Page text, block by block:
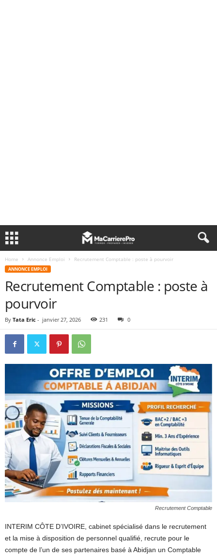
Home Annonce Emploi Recrutement Comptable : poste à pourvoir
ANNONCE EMPLOI
Recrutement Comptable : poste à
pourvoir
By Tata Eric - janvier 27, 2026 231 0
Recrutement Comptable
INTERIM CÔTE D’IVOIRE, cabinet spécialisé dans le recrutement
et la mise à disposition de personnel qualifié, recrute pour le
compte de l’un de ses partenaires basé à Abidjan un Comptable